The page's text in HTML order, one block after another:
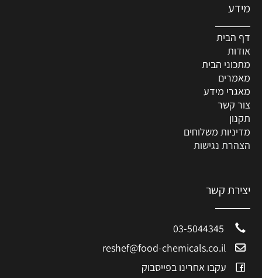
מידע
דף הבית
אודות
מתכוני הבית
מאמרים
מאגרי מידע
צור קשר
תקנון
מדיניות משלוחים
הצהרת נגישות
יצירת קשר
reshef@food-chemicals.co.il
עקבו אחרינו בפייסבוק